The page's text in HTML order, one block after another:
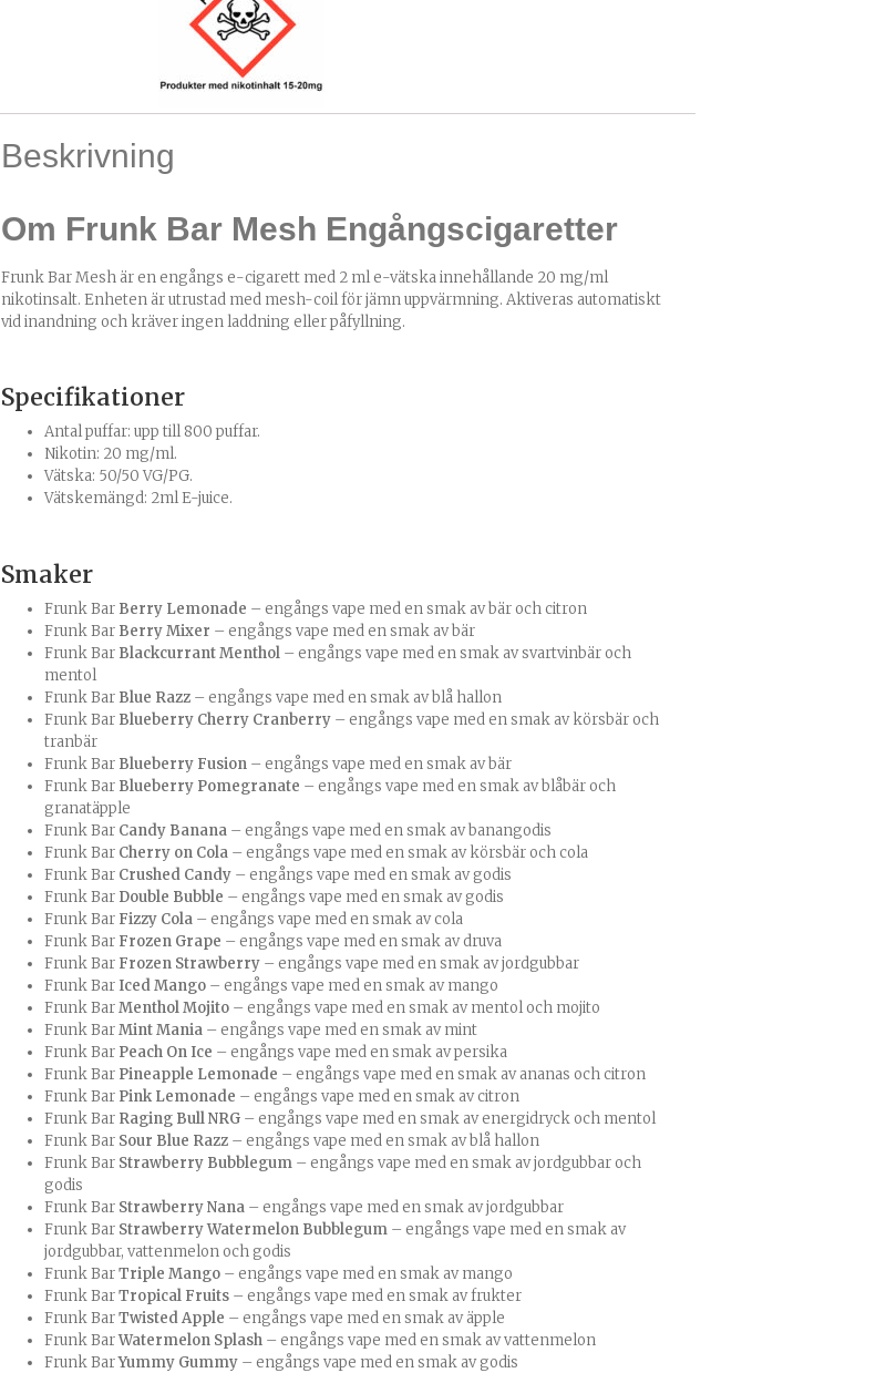
Beskrivning
Om Frunk Bar Mesh Engångscigaretter
Frunk Bar Mesh är en engångs e-cigarett med 2 ml e-vätska innehållande 20 mg/ml
nikotinsalt. Enheten är utrustad med mesh-coil för jämn uppvärmning. Aktiveras automatiskt
vid inandning och kräver ingen laddning eller påfyllning.
Specifikationer
Antal puffar: upp till 800 puffar.
Nikotin: 20 mg/ml.
Vätska: 50/50 VG/PG.
Vätskemängd: 2ml E-juice.
Smaker
Frunk Bar Berry Lemonade – engångs vape med en smak av bär och citron
Frunk BarBerry Mixer – engångs vape med en smak av bär
Frunk Bar Blackcurrant Menthol – engångs vape med en smak av svartvinbär och
mentol
Frunk Bar Blue Razz – engångs vape med en smak av blå hallon
Frunk Bar Blueberry Cherry Cranberry – engångs vape med en smak av körsbär och
tranbär
Frunk Bar Blueberry Fusion – engångs vape med en smak av bär
Frunk Bar Blueberry Pomegranate – engångs vape med en smak av blåbär och
granatäpple
Frunk Bar Candy Banana – engångs vape med en smak av banangodis
Frunk Bar Cherry on Cola – engångs vape med en smak av körsbär och cola
Frunk Bar Crushed Candy – engångs vape med en smak av godis
Frunk Bar Double Bubble – engångs vape med en smak av godis
Frunk Bar Fizzy Cola – engångs vape med en smak av cola
Frunk Bar Frozen Grape – engångs vape med en smak av druva
Frunk Bar Frozen Strawberry – engångs vape med en smak av jordgubbar
Frunk Bar Iced Mango – engångs vape med en smak av mango
Frunk BarMenthol Mojito – engångs vape med en smak av mentol och mojito
Frunk BarMint Mania– engångs vape med en smak av mint
Frunk Bar Peach On Ice – engångs vape med en smak av persika
Frunk Bar Pineapple Lemonade – engångs vape med en smak av ananas och citron
Frunk Bar Pink Lemonade – engångs vape med en smak av citron
Frunk Bar Raging Bull NRG – engångs vape med en smak av energidryck och mentol
Frunk Bar Sour Blue Razz – engångs vape med en smak av blå hallon
Frunk Bar Strawberry Bubblegum – engångs vape med en smak av jordgubbar och
godis
Frunk Bar Strawberry Nana – engångs vape med en smak av jordgubbar
Frunk Bar Strawberry Watermelon Bubblegum – engångs vape med en smak av
jordgubbar, vattenmelon och godis
Frunk BarTriple Mango – engångs vape med en smak av mango
Frunk BarTropical Fruits – engångs vape med en smak av frukter
Frunk BarTwisted Apple – engångs vape med en smak av äpple
Frunk BarWatermelon Splash – engångs vape med en smak av vattenmelon
Frunk BarYummy Gummy – engångs vape med en smak av godis